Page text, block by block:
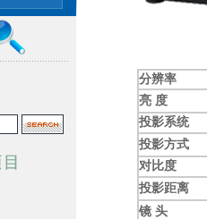
分辨率
亮 度
投影系统
投影方式
对比度
投影距离
镜 头